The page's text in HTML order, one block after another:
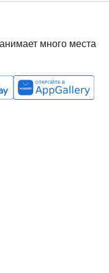
много места